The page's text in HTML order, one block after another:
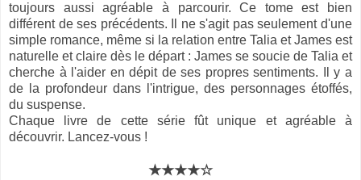
toujours aussi agréable à parcourir. Ce tome est bien
différent de ses précédents. Il ne s'agit pas seulement d'une
simple romance, même si la relation entre Talia et James est
naturelle et claire dès le départ : James se soucie de Talia et
cherche à l'aider en dépit de ses propres sentiments. Il y a
de la profondeur dans l'intrigue, des personnages étoffés,
du suspense.
Chaque livre de cette série fût unique et agréable à
découvrir. Lancez-vous !
★★★★☆